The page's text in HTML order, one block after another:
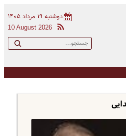
دوشنبه ۱۹ مرداد ۱۴۰۵
10 August 2026